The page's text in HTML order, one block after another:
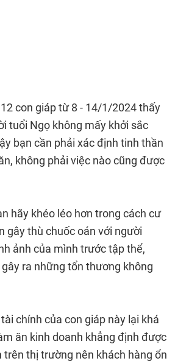
con giáp từ 8 - 14/1/2024 thấy
tuổi Ngọ không mấy khởi sắc
bạn cần phải xác định tinh thần
không phải việc nào cũng được
hãy khéo léo hơn trong cách cư
gây thù chuốc oán với người
ảnh của mình trước tập thể,
ra những tổn thương không
chính của con giáp này lại khá
ăn kinh doanh khẳng định được
thị trường nên khách hàng ổn